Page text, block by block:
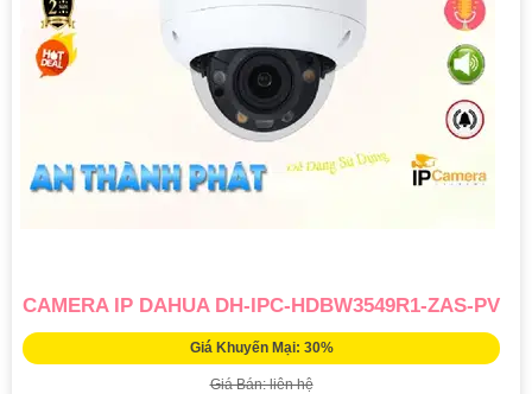
CAMERA IP DAHUA DH-IPC-HDBW3549R1-ZAS-PV
Giá Khuyến Mại: 30%
Giá Bán: liên hệ